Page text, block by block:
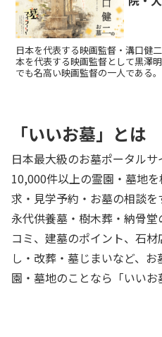
日本を代表する映画監督・溝口健
本を代表する映画監督として黒澤
でも名高い映画監督の一人である
「いいお墓」とは
日本最大級のお墓ポータルサ
10,000件以上の霊園・墓地
求・見学予約・お墓の相談を
永代供養墓・樹木葬・納骨
コミ、建墓のポイント、石
し・改葬・墓じまいなど、
園・墓地のことなら「いいお